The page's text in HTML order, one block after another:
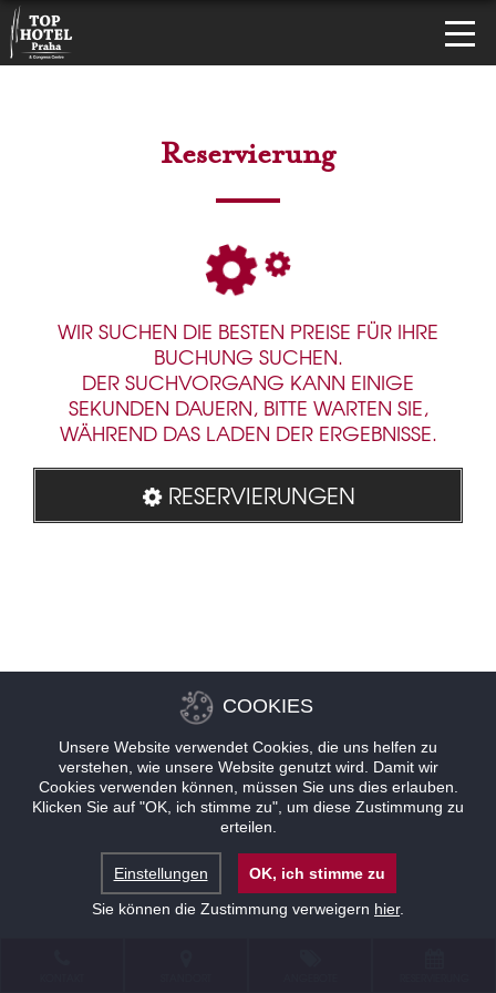
Reservierung
WIR SUCHEN DIE BESTEN PREISE FÜR IHRE
BUCHUNG SUCHEN.
DER SUCHVORGANG KANN EINIGE
SEKUNDEN DAUERN, BITTE WARTEN SIE,
WÄHREND DAS LADEN DER ERGEBNISSE.
RESERVIERUNGEN
COOKIES
Unsere Website verwendet Cookies, die uns helfen zu
verstehen, wie unsere Website genutzt wird. Damit wir
Cookies verwenden können, müssen Sie uns dies erlauben.
Klicken Sie auf "OK, ich stimme zu", um diese Zustimmung zu
erteilen.
Einstellungen
OK, ich stimme zu
Sie können die Zustimmung verweigern hier.